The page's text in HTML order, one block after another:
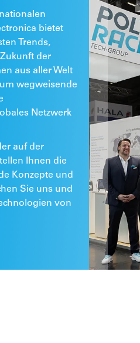
bietet
Trends,
der
aus aller Welt
wegweisende
Netzwerk
auf der
Ihnen die
Konzepte und
Sie uns und
von